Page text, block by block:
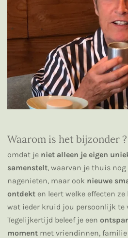
Waarom is het bijzonder ?
omdat je niet alleen je eigen
samenstelt, waarvan je thuis
nagenieten, maar ook nieuwe
ontdekt en leert welke effecten
wat ieder kruid jou persoonlijk te
Tegelijkertijd beleef je een
moment met vriendinnen, familie